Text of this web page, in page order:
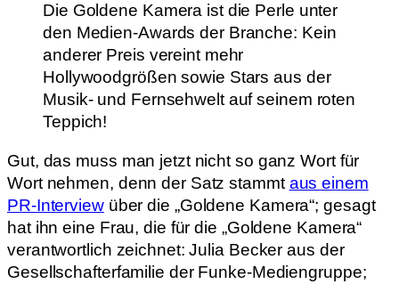
Die Goldene Kamera ist die Perle unter
den Medien-Awards der Branche: Kein
anderer Preis vereint mehr
Hollywoodgrößen sowie Stars aus der
Musik- und Fernsehwelt auf seinem roten
Teppich!
Gut, das muss man jetzt nicht so ganz Wort für
Wort nehmen, denn der Satz stammt aus einem
PR-Interviewüber die „Goldene Kamera“; gesagt
hat ihn eine Frau, die für die „Goldene Kamera“
verantwortlich zeichnet: Julia Becker aus der
Gesellschafterfamilie der Funke-Mediengruppe;